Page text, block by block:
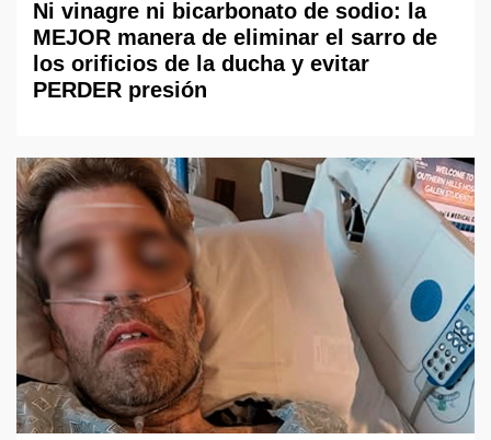
Ni vinagre ni bicarbonato de sodio: la
MEJOR manera de eliminar el sarro de
los orificios de la ducha y evitar
PERDER presión